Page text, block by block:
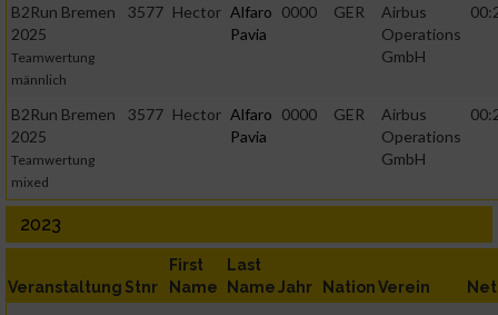
B2Run Bremen
2025
Teamwertung
männlich
3577 Hector Alfaro
Pavia
0000 GER
Airbus
Operations
GmbH
B2Run Bremen
2025
Teamwertung
mixed
3577 Hector Alfaro
Pavia
0000 GER
Airbus
Operations
GmbH
2023
Veranstaltung Stnr
First
Name
Last
NameJahr NationVerein Net